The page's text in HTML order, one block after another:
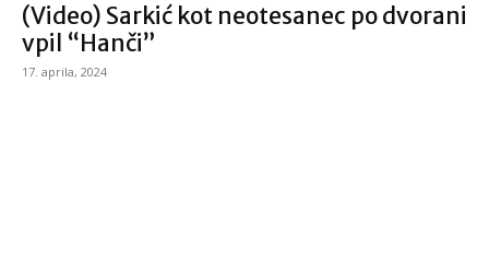
(Video) Sarkić kot neotesanec po dvorani
vpil “Hanči”
17. aprila, 2024